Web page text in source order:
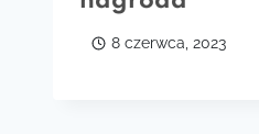
8 czerwca, 2023